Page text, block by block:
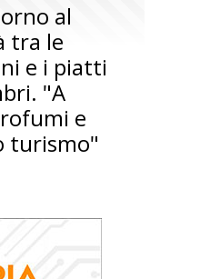
al
tra le
e i piatti
"A
e
turismo"